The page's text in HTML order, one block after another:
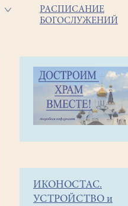
РАСПИСАНИЕ
БОГОСЛУЖЕНИЙ
Строка
навигации
Объявления
16-
ИКОНОСТАС.
УСТРОЙСТВО и